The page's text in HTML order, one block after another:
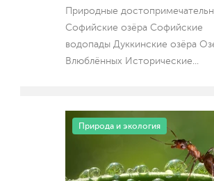
Природные
Софийские озёра Софийские
водопады Дуккинские озёра
Влюблённых Исторические
Природа и экология